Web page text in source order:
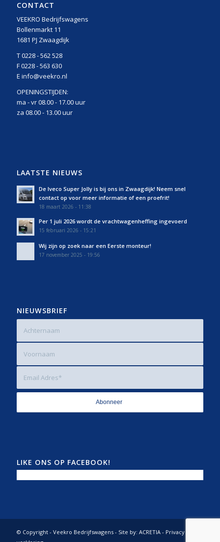
CONTACT
VEEKRO Bedrijfswagens
Bollenmarkt 11
1681 PJ Zwaagdijk
T 0228 - 562 528
F 0228 - 563 630
E info@veekro.nl
OPENINGSTIJDEN:
ma - vr 08.00 - 17.00 uur
za 08.00 - 13.00 uur
LAATSTE NIEUWS
De Iveco Super Jolly is bij ons in Zwaagdijk! Neem snel
contact op voor meer informatie of een proefrit!
18 maart 2026 - 11:38
Per 1 juli 2026 wordt de vrachtwagenheffing ingevoerd
15 februari 2026 - 15:21
Wij zijn op zoek naar een Eerste monteur!
17 november 2025 - 19:56
NIEUWSBRIEF
LIKE ONS OP FACEBOOK!
© Copyright - Veekro Bedrijfswagens - Site by: ACRETIA- Privacy